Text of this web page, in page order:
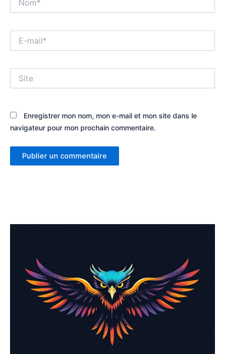
mail*
Enregistrer mon nom, mon e-mail et mon site dans le
navigateur pour mon prochain commentaire.